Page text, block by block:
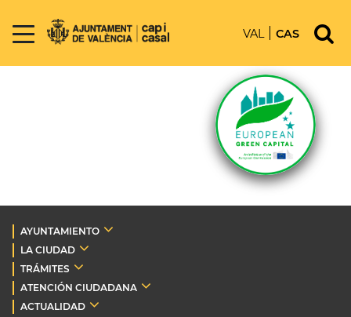
VAL CAS
AYUNTAMIENTO
LA CIUDAD
TRÁMITES
ATENCIÓN CIUDADANA
ACTUALIDAD